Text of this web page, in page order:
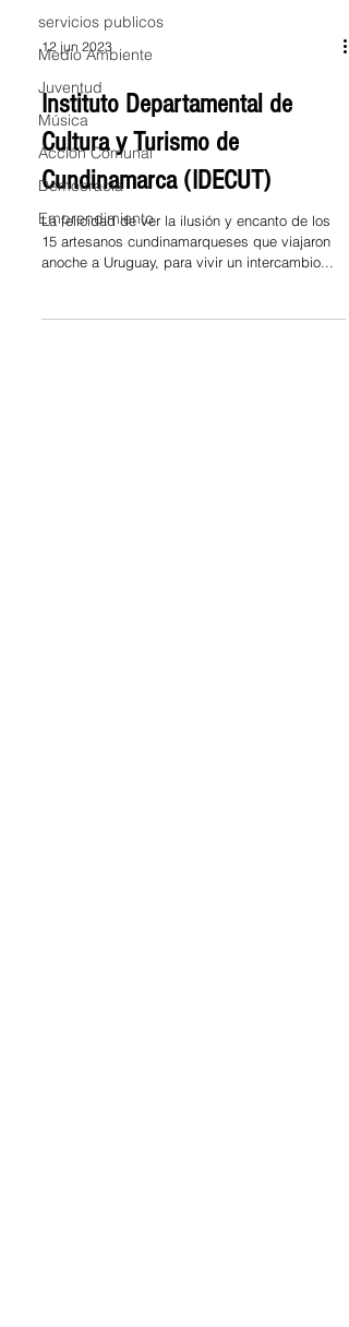
servicios publicos
Medio Ambiente
Juventud
Música
Acción Comunal
Democracia
Emprendimiento
12 jun 2023
Instituto Departamental de
Cultura y Turismo de
Cundinamarca (IDECUT)
La felicidad de ver la ilusión y encanto de los
15 artesanos cundinamarqueses que viajaron
anoche a Uruguay, para vivir un intercambio...